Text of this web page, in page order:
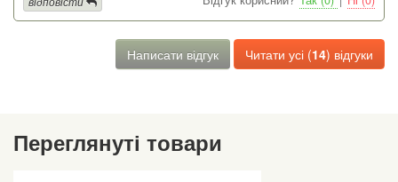
Написати відгук Читати усі (14) відгуки
Переглянуті товари